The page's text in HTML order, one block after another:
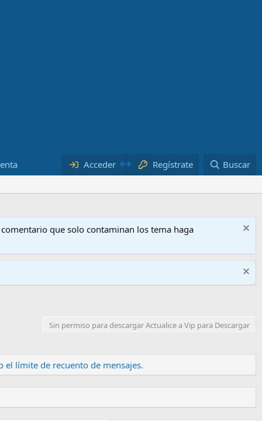
Acceder Regístrate Buscar
que solo contaminan los tema haga
Sin permiso para descargar Actualice a Vip para Descargar
el límite de recuento de mensajes.